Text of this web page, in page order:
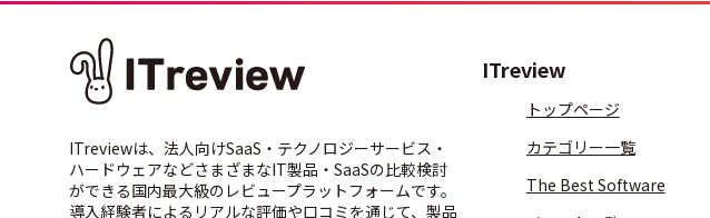
ITreviewは、法人向けSaaS・テクノロジーサービス・
ハードウェアなどさまざまなIT製品・SaaSの比較検討
ができる国内最大級のレビュープラットフォームです。
導入経験者によるリアルな評価や口コミを通じて、製品
ITreview
トップページ
カテゴリー一覧
The Best Software